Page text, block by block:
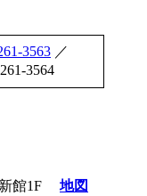
3563 ／
3564
新館1F 地図